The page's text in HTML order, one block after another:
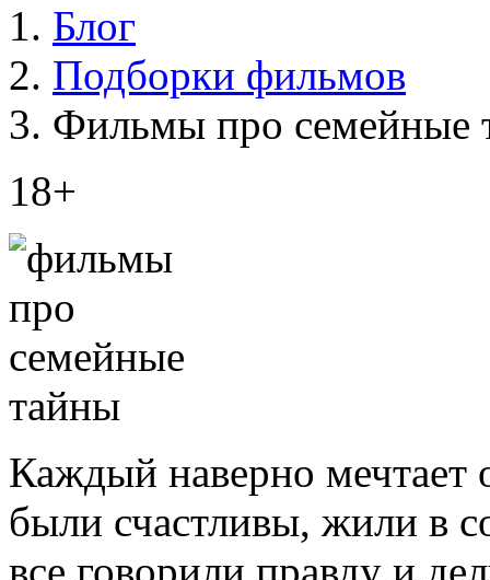
Блог
Подборки фильмов
Фильмы про семейные
18+
Каждый наверно мечтает
были счастливы, жили в
все говорили правду и